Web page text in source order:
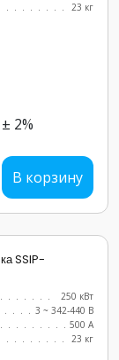
23 кг
2%
В корзину
SSIP-
250 кВт
3 ~ 342-440 В
500 А
23 кг